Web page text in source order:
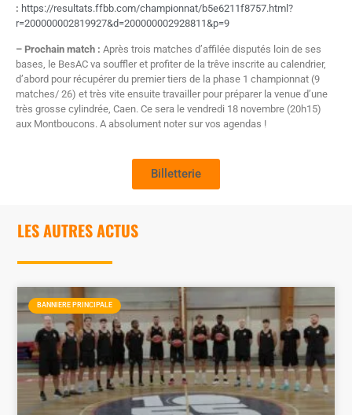
: https://resultats.ffbb.com/championnat/b5e6211f8757.html?
r=200000002819927&d=200000002928811&p=9
– Prochain match : Après trois matches d’affilée disputés loin de ses
bases, le BesAC va souffler et profiter de la trêve inscrite au calendrier,
d’abord pour récupérer du premier tiers de la phase 1 championnat (9
matches/ 26) et très vite ensuite travailler pour préparer la venue d’une
très grosse cylindrée, Caen. Ce sera le vendredi 18 novembre (20h15)
aux Montboucons. A absolument noter sur vos agendas !
Billetterie
LES AUTRES ACTUS
BANNIERE PRINCIPALE